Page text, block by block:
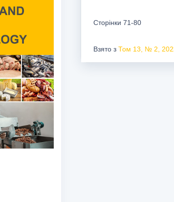
Сторінки 71-80
Взято з Том 13, № 2,